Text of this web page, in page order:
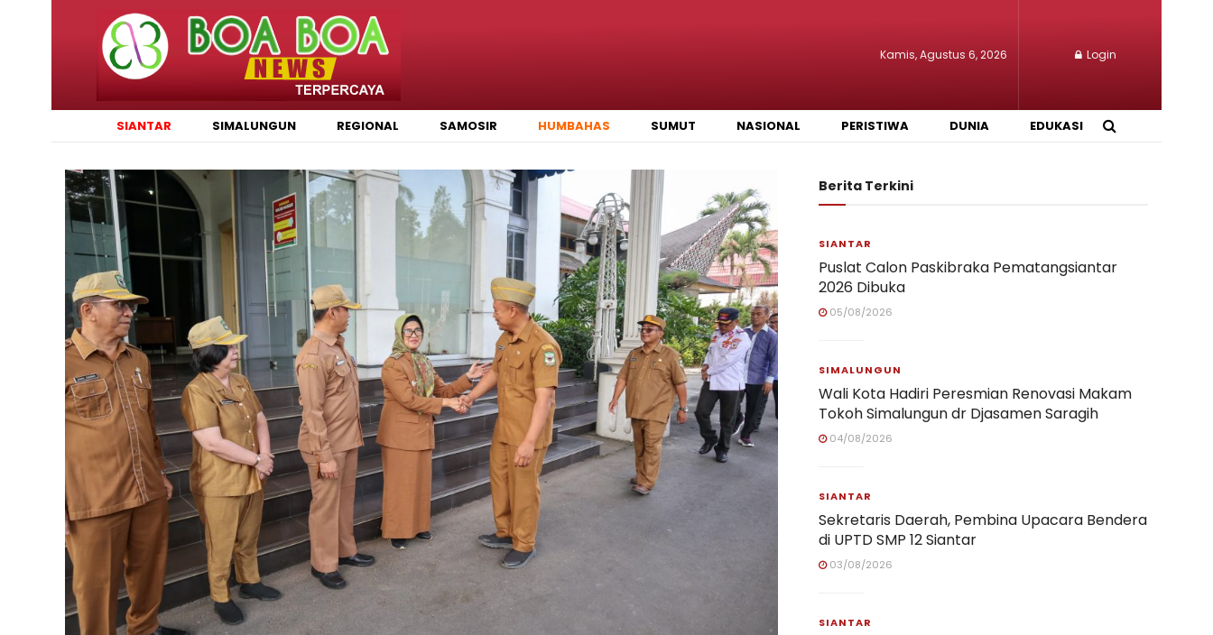
Kamis, Agustus 6, 2026 Login
SIANTAR SIMALUNGUN REGIONAL SAMOSIR HUMBAHAS SUMUT NASIONAL PERISTIWA DUNIA EDUKASI
Berita Terkini
SIANTAR
Puslat Calon Paskibraka Pematangsiantar
2026 Dibuka
05/08/2026
SIMALUNGUN
Wali Kota Hadiri Peresmian Renovasi Makam
Tokoh Simalungun dr Djasamen Saragih
04/08/2026
SIANTAR
Sekretaris Daerah, Pembina Upacara Bendera
di UPTD SMP 12 Siantar
03/08/2026
SIANTAR